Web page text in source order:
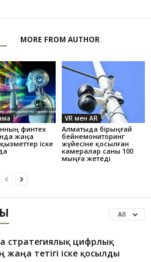
MORE FROM AUTHOR
финтех
жаңа
іске
VR мен AR
Алматыда бірыңғай
бейнемониторинг
жүйесіне қосылған
камералар саны 100
мыңға жетеді
All
стратегиялық цифрлық
жаңа тетігі іске қосылды